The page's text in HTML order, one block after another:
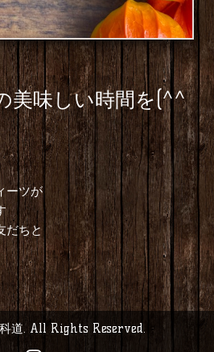
美味しい時間を(^^
ーツが
だちと
道. All Rights Reserved.